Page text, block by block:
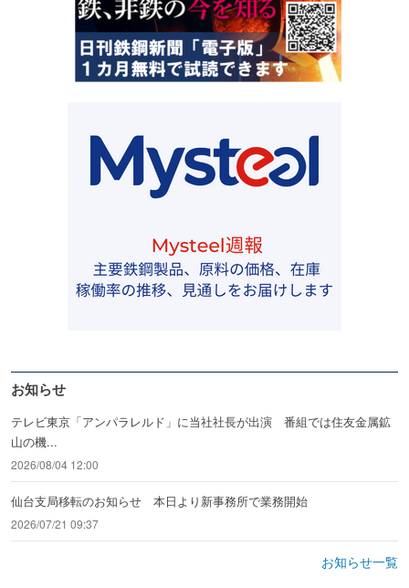
お知らせ
テレビ東京「アンパラレルド」に当社社長が出演 番組では住友金属鉱
山の機...
2026/08/04 12:00
仙台支局移転のお知らせ 本日より新事務所で業務開始
2026/07/21 09:37
お知らせ一覧